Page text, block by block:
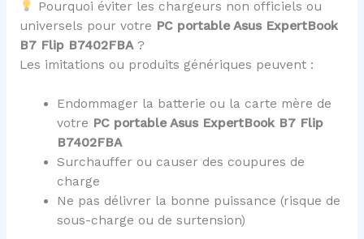
Pourquoi éviter les chargeurs non officiels ou
universels pour votre PC portable Asus ExpertBook
B7 Flip B7402FBA?
Les imitations ou produits génériques peuvent :
Endommager la batterie ou la carte mère de
votre PC portable Asus ExpertBook B7 Flip
B7402FBA
Surchauffer ou causer des coupures de
charge
Ne pas délivrer la bonne puissance (risque de
sous-charge ou de surtension)